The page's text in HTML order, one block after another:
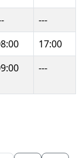
---
17:00
---